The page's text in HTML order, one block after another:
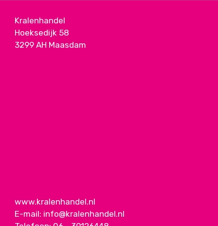
Kralenhandel
Hoeksedijk 58
3299 AH Maasdam
www.kralenhandel.nl
E-mail: info@kralenhandel.nl